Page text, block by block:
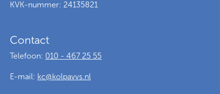
KVK-nummer: 24135821
Contact
Telefoon: 010 - 467 25 55
E-mail: kc@kolpavvs.nl